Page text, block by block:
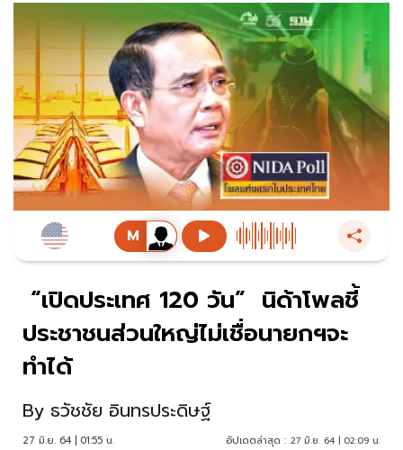
“เปิดประเทศ 120 วัน” นิด้าโพลชี้
ประชาชนส่วนใหญ่ไม่เชื่อนายกฯจะ
ทำได้
By ธวัชชัย อินทรประดิษฐ์
27 มิ.ย. 64 | 01:55 น. อัปเดตล่าสุด : 27 มิ.ย. 64 | 02:09 น.